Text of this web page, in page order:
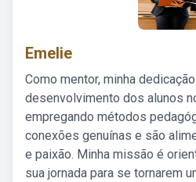
Emelie
Como mentor, minha
desenvolvimento dos alunos
empregando métodos
conexões genuínas e são
e paixão. Minha missão é
sua jornada para se tornarem